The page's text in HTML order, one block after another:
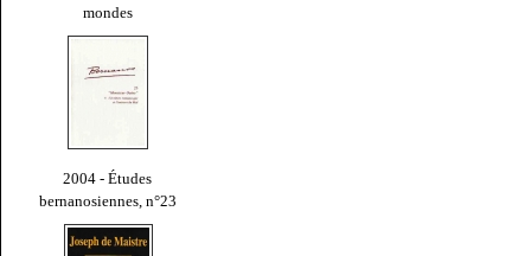
mondes
2004 - Études
bernanosiennes, n°23